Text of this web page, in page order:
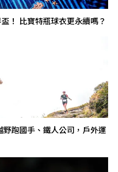
！ 比寶特瓶球衣更永續嗎？
跑國手、鐵人公司，戶外運